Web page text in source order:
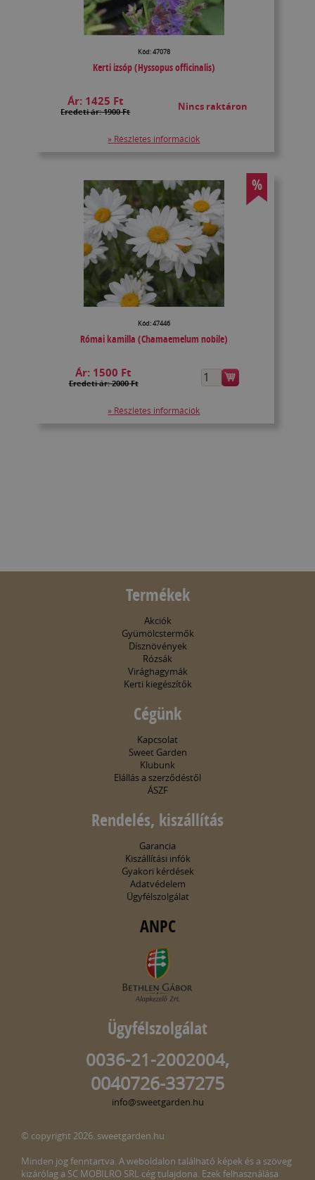
Kód: 47078
Kerti izsóp (Hyssopus officinalis)
Nincs raktáron
Ár: 1425 Ft
Eredeti ár: 1900 Ft
» Részletes információk
%
Kód: 47446
Római kamilla (Chamaemelum nobile)
Ár: 1500 Ft
Eredeti ár: 2000 Ft
» Részletes információk
Termékek
Akciók
Gyümölcstermők
Dísznövények
Rózsák
Virághagymák
Kerti kiegészítők
Cégünk
Kapcsolat
Sweet Garden
Klubunk
Elállás a szerződéstől
ÁSZF
Rendelés, kiszállítás
Garancia
Kiszállítási infók
Gyakori kérdések
Adatvédelem
Ügyfélszolgálat
ANPC
Ügyfélszolgálat
0036-21-2002004,
0040726-337275
info@sweetgarden.hu
© copyright 2026. sweetgarden.hu
Minden jog fenntartva. A weboldalon található képek és a szöveg
kizárólag a SC MOBILRO SRL cég tulajdona. Ezek felhasználása